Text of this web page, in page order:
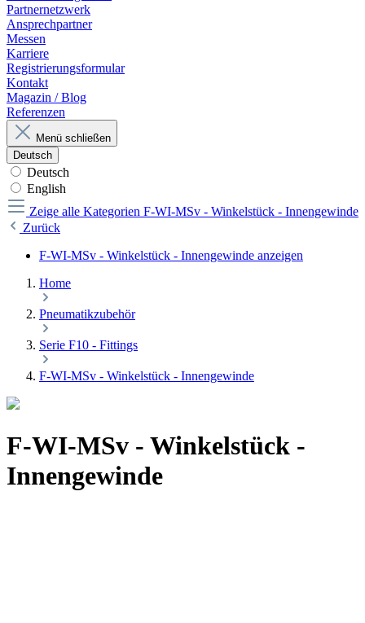
Partnernetzwerk
Ansprechpartner
Messen
Karriere
Registrierungsformular
Kontakt
Magazin / Blog
Referenzen
Menü schließen
Deutsch
Deutsch
English
Zeige alle Kategorien F-WI-MSv - Winkelstück - Innengewinde
Zurück
F-WI-MSv - Winkelstück - Innengewinde anzeigen
Home
Pneumatikzubehör
Serie F10 - Fittings
F-WI-MSv - Winkelstück - Innengewinde
F-WI-MSv - Winkelstück -
Innengewinde